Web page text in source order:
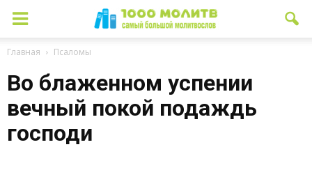
Главная Псаломы
Во блаженном успении
вечный покой подаждь
господи